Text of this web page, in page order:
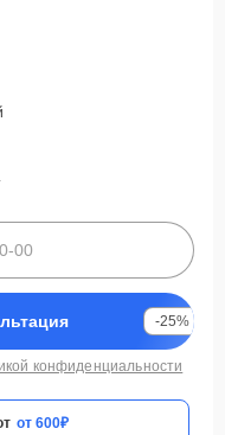
-25%
конфиденциальности
от 600₽